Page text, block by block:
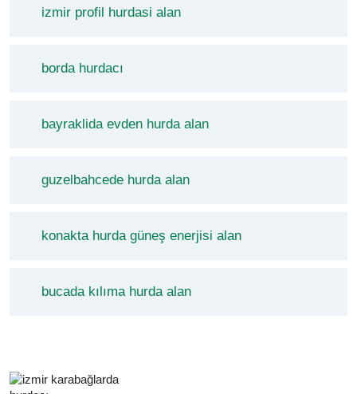
izmir profil hurdasi alan
borda hurdacı
bayraklida evden hurda alan
guzelbahcede hurda alan
konakta hurda güneş enerjisi alan
bucada kılıma hurda alan